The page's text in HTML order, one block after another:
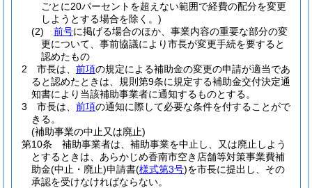
ごとに20パーセントを超えない範囲で経費の配分を変更
しようとする場合を除く。)
(2)
前号に掲げる場合のほか、事業内容の重要な部分の変
更について、事前協議により市長が変更手続を要すると
認めたもの
2
市長は、 前項の規定による補助金の変更の申請が適当であ
ると認めたときは、規則第9条に規定する補助金交付決定通
知書により当該補助事業者に通知するものとする。
3
市長は、 前項の通知に際して必要な条件を付することがで
きる。
(補助事業の中止又は廃止)
第10条
補助事業者は、補助事業を中止し、又は廃止しよう
とするときは、あらかじめ香南市空き店舗等対策事業費補
助金(中止・廃止)申請書(様式第3号)を市長に提出し、その
承認を受けなければならない。